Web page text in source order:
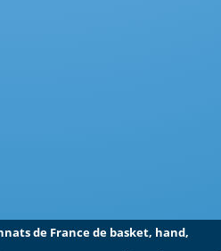
de France de basket, hand,